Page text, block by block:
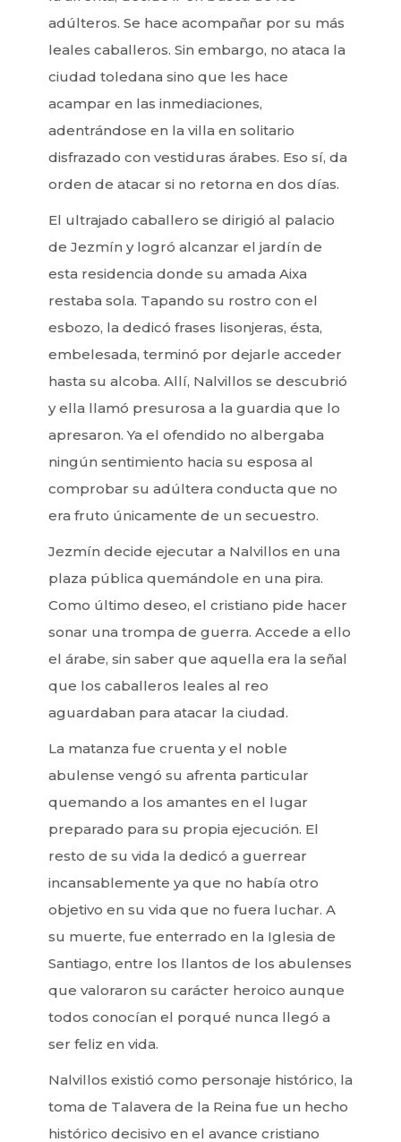
adúlteros. Se hace acompañar por su más
leales caballeros. Sin embargo, no ataca la
ciudad toledana sino que les hace
acampar en las inmediaciones,
adentrándose en la villa en solitario
disfrazado con vestiduras árabes. Eso sí, da
orden de atacar si no retorna en dos días.
El ultrajado caballero se dirigió al palacio
de Jezmín y logró alcanzar el jardín de
esta residencia donde su amada Aixa
restaba sola. Tapando su rostro con el
esbozo, la dedicó frases lisonjeras, ésta,
embelesada, terminó por dejarle acceder
hasta su alcoba. Allí, Nalvillos se descubrió
y ella llamó presurosa a la guardia que lo
apresaron. Ya el ofendido no albergaba
ningún sentimiento hacia su esposa al
comprobar su adúltera conducta que no
era fruto únicamente de un secuestro.
Jezmín decide ejecutar a Nalvillos en una
plaza pública quemándole en una pira.
Como último deseo, el cristiano pide hacer
sonar una trompa de guerra. Accede a ello
el árabe, sin saber que aquella era la señal
que los caballeros leales al reo
aguardaban para atacar la ciudad.
La matanza fue cruenta y el noble
abulense vengó su afrenta particular
quemando a los amantes en el lugar
preparado para su propia ejecución. El
resto de su vida la dedicó a guerrear
incansablemente ya que no había otro
objetivo en su vida que no fuera luchar. A
su muerte, fue enterrado en la Iglesia de
Santiago, entre los llantos de los abulenses
que valoraron su carácter heroico aunque
todos conocían el porqué nunca llegó a
ser feliz en vida.
Nalvillos existió como personaje histórico, la
toma de Talavera de la Reina fue un hecho
histórico decisivo en el avance cristiano